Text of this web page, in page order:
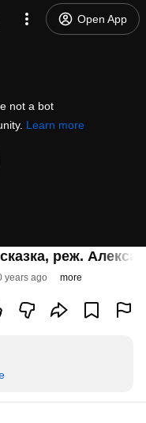
Open App
not a bot
Learn more
реж.
years ago more